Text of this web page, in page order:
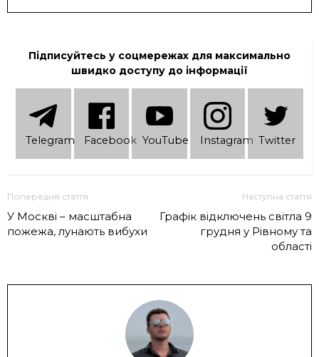
Підписуйтесь у соцмережах для максимально
швидко доступу до інформації
Telеgram Facebook YouTube Instagram Twitter
Попередня стаття
У Москві – масштабна
пожежа, лунають вибухи
Наступна стаття
Графік відключень світла 9
грудня у Рівному та
області